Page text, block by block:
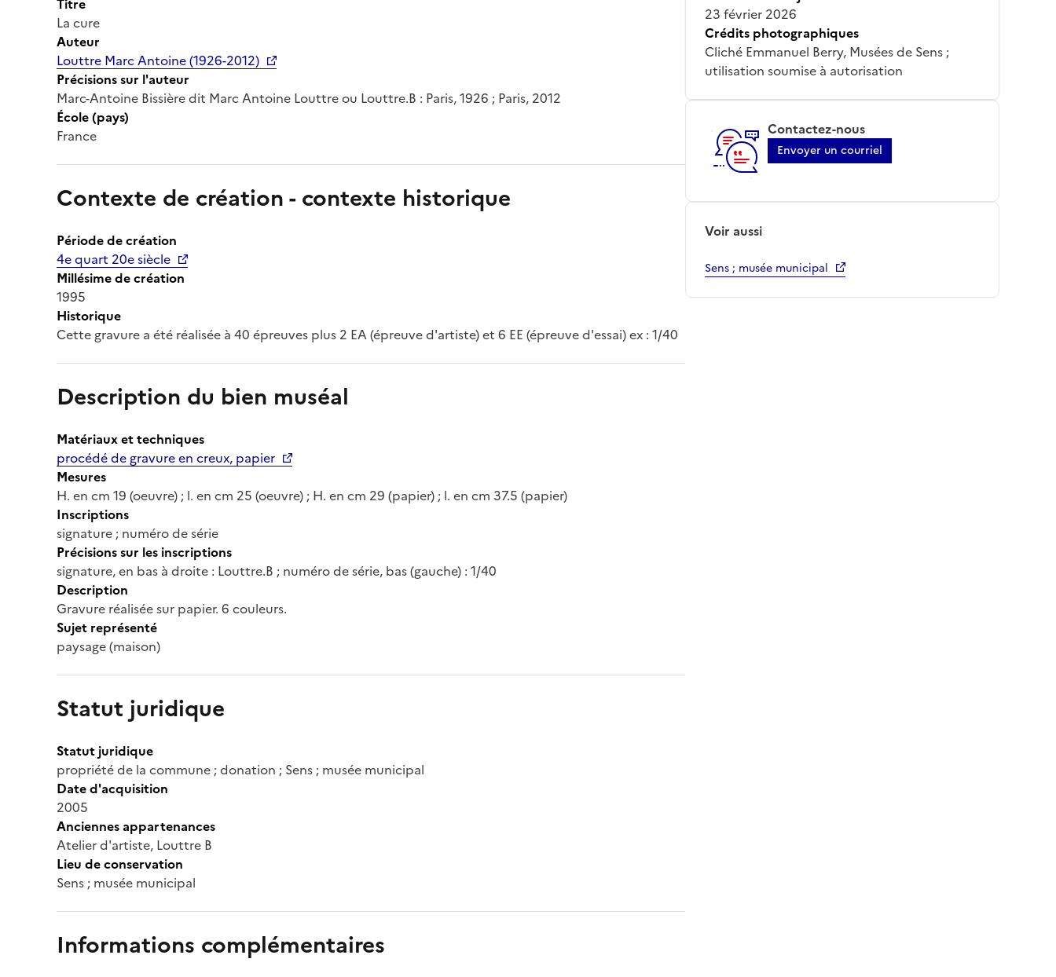
La cure
Auteur
Louttre Marc Antoine (1926-2012)
Précisions sur l'auteur
Marc-Antoine Bissière dit Marc Antoine Louttre ou Louttre.B : Paris, 1926 ; Paris, 2012
École (pays)
France
Contexte de création - contexte historique
Période de création
4e quart 20e siècle
Millésime de création
1995
Historique
Cette gravure a été réalisée à 40 épreuves plus 2 EA (épreuve d'artiste) et 6 EE (épreuve d'essai) ex : 1/40
Description du bien muséal
Matériaux et techniques
procédé de gravure en creux, papier
Mesures
H. en cm 19 (oeuvre) ; l. en cm 25 (oeuvre) ; H. en cm 29 (papier) ; l. en cm 37.5 (papier)
Inscriptions
signature ; numéro de série
Précisions sur les inscriptions
signature, en bas à droite : Louttre.B ; numéro de série, bas (gauche) : 1/40
Description
Gravure réalisée sur papier. 6 couleurs.
Sujet représenté
paysage (maison)
Statut juridique
Statut juridique
propriété de la commune ; donation ; Sens ; musée municipal
Date d'acquisition
2005
Anciennes appartenances
Atelier d'artiste, Louttre B
Lieu de conservation
Sens ; musée municipal
Informations complémentaires
23 février 2026
Crédits photographiques
Cliché Emmanuel Berry, Musées de Sens ;
utilisation soumise à autorisation
Contactez-nous
Envoyer un courriel
Voir aussi
Sens ; musée municipal